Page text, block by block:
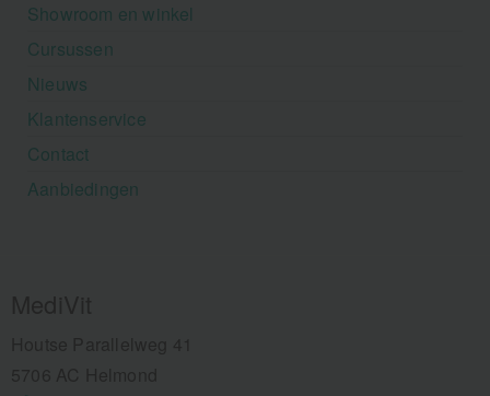
Showroom en winkel
Cursussen
Nieuws
Klantenservice
Contact
Aanbiedingen